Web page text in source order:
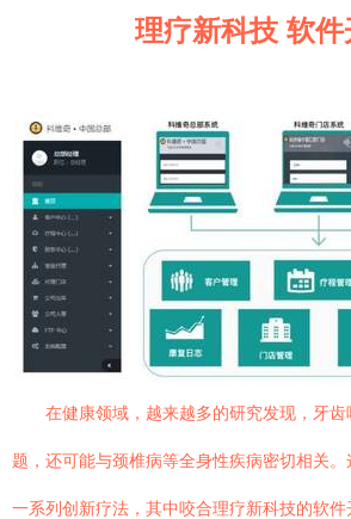
理疗新科技 软件
在健康领域，越来越多的研究发现，牙
题，还可能与颈椎病等全身性疾病密切相关
一系列创新疗法，其中咬合理疗新科技的软